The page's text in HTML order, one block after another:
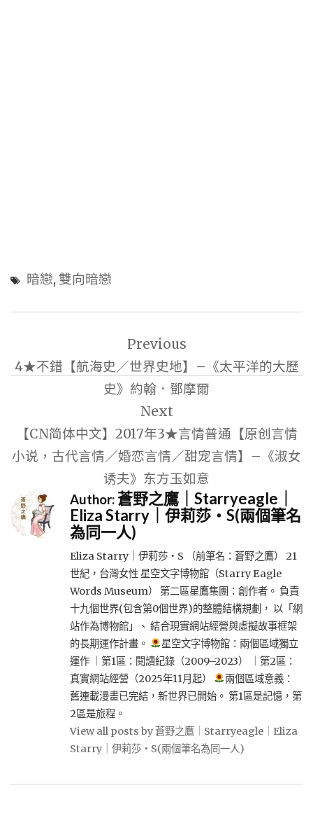
暗戀, 雙向暗戀
導
Previous
4★不錯【航海史／世界史地】–《太平洋的大歷
史》約翰．鄧摩爾
Next
【CN简体中文】2017年3★言情普通【原创言情
小说，古代言情／婚恋言情／甜宠言情】–《淑女
诱夫》东方玉如意
Author:蒼野之鷹｜Starryeagle｜
Eliza Starry｜伊莉莎・S(兩個筆名
為同一人)
Eliza Starry｜伊莉莎・S （前筆名：蒼野之鷹） 21
世紀，台灣女性 星空文字博物館（Starry Eagle
Words Museum） 第二區星鷹集團：創作者。 負責
十九個世界(包含第0個世界)的整體結構規劃， 以「網
站作為博物館」、 結合現實網站經營與虛擬故事框架
的長期運作計畫。
星空文字博物館：兩個區域獨立
運作 ｜第1區：閱讀紀錄（2009–2023） ｜第2區：
真實網站經營（2025年11月起）
兩個區域意義：
舊連載漫畫已完結，新世界已開始。 第1區是記憶，第
2區是旅程。
View all posts by 蒼野之鷹｜Starryeagle｜Eliza
Starry｜伊莉莎・S(兩個筆名為同一人)